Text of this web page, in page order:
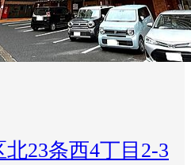
23条西4丁目2-3